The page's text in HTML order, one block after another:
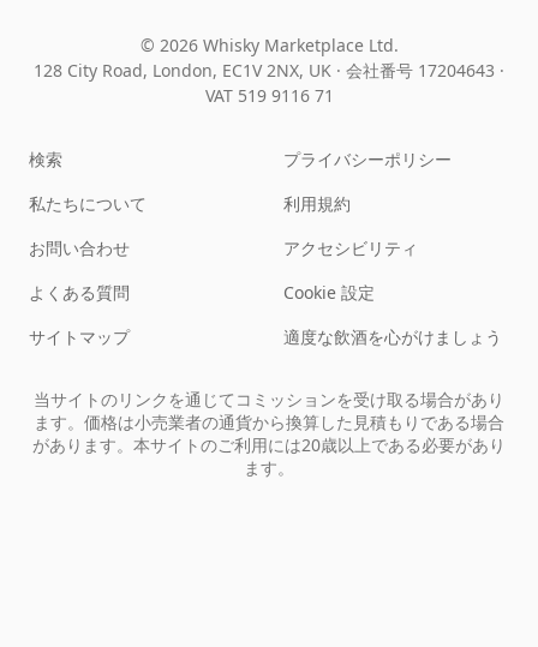
© 2026 Whisky Marketplace Ltd.
128 City Road, London, EC1V 2NX, UK · 会社番号 17204643 ·
VAT 519 9116 71
検索
私たちについて
お問い合わせ
よくある質問
サイトマップ
プライバシーポリシー
利用規約
アクセシビリティ
Cookie 設定
適度な飲酒を心がけましょう
当サイトのリンクを通じてコミッションを受け取る場合があり
ます。価格は小売業者の通貨から換算した見積もりである場合
があります。本サイトのご利用には20歳以上である必要があり
ます。